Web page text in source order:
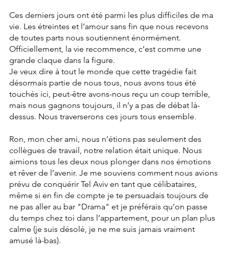
Ces derniers jours ont été parmi les plus difficiles de ma
vie. Les étreintes et l’amour sans fin que nous recevons
de toutes parts nous soutiennent énormément.
Officiellement, la vie recommence, c’est comme une
grande claque dans la figure.
Je veux dire à tout le monde que cette tragédie fait
désormais partie de nous tous, nous avons tous été
touchés ici, peut-être avons-nous reçu un coup terrible,
mais nous gagnons toujours, il n’y a pas de débat là-
dessus. Nous traverserons ces jours tous ensemble.
Ron, mon cher ami, nous n’étions pas seulement des
collègues de travail, notre relation était unique. Nous
aimions tous les deux nous plonger dans nos émotions
et rêver de l’avenir. Je me souviens comment nous avions
prévu de conquérir Tel Aviv en tant que célibataires,
même si en fin de compte je te persuadais toujours de
ne pas aller au bar "Drama" et je préférais qu’on passe
du temps chez toi dans l’appartement, pour un plan plus
calme (je suis désolé, je ne me suis jamais vraiment
amusé là-bas).